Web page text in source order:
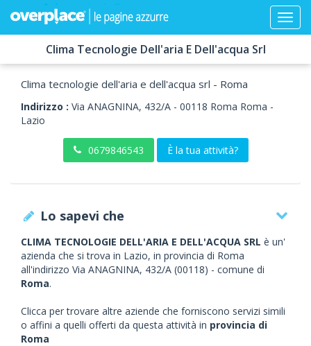
Clima Tecnologie Dell'aria E Dell'acqua Srl
Clima tecnologie dell'aria e dell'acqua srl - Roma
Indirizzo : Via ANAGNINA, 432/A - 00118 Roma Roma -
Lazio
0679846543 È la tua attività?
Lo sapevi che
CLIMA TECNOLOGIE DELL'ARIA E DELL'ACQUA SRL è un'
azienda che si trova in Lazio, in provincia di Roma
all'indirizzo Via ANAGNINA, 432/A (00118) - comune di
Roma.
Clicca per trovare altre aziende che forniscono servizi simili
o affini a quelli offerti da questa attività in provincia di
Roma